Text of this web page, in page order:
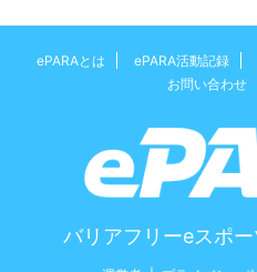
ePARAとは ePARA活動記録
お問い合わせ
バリアフリーeスポ